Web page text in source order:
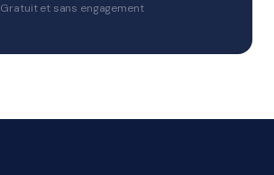
Gratuit et sans engagement